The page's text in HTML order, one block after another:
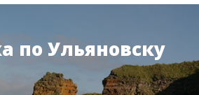
по Ульяновску